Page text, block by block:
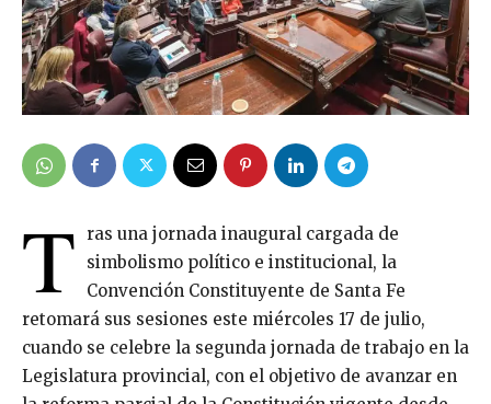
T
ras una jornada inaugural cargada de
simbolismo político e institucional, la
Convención Constituyente de Santa Fe
retomará sus sesiones este miércoles 17 de julio,
cuando se celebre la segunda jornada de trabajo en la
Legislatura provincial, con el objetivo de avanzar en